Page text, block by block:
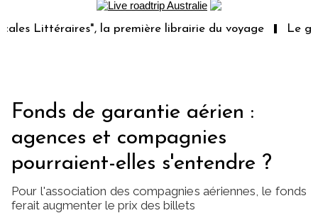
la première librairie du voyage Le groupe
Fonds de garantie aérien :
agences et compagnies
pourraient-elles s'entendre ?
Pour l'association des compagnies aériennes, le fonds
ferait augmenter le prix des billets